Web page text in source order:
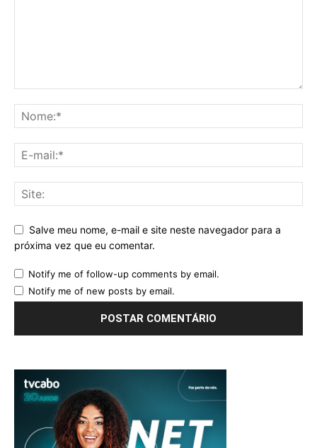
Salve meu nome, e-mail e site neste navegador para a
próxima vez que eu comentar.
Notify me of follow-up comments by email.
Notify me of new posts by email.